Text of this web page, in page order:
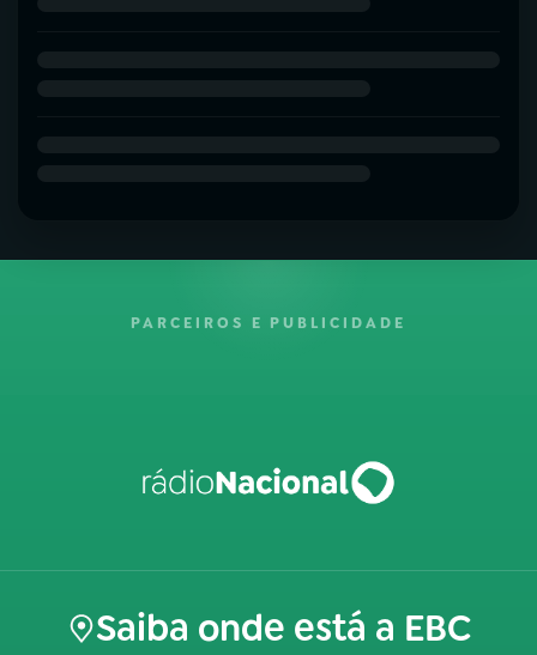
PARCEIROS E PUBLICIDADE
Saiba onde está a EBC